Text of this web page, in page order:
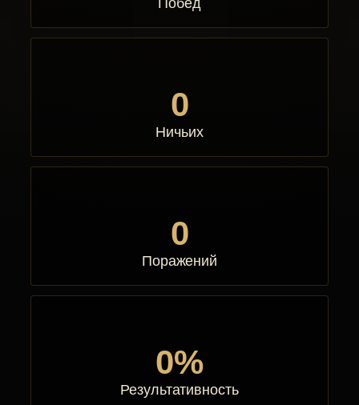
0
Ничьих
0
Поражений
0%
Результативность